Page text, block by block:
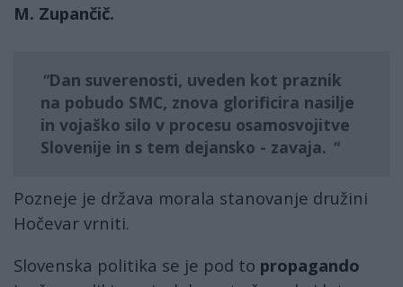
M. Zupančič.
Dan suverenosti, uveden kot praznik
na pobudo SMC, znova glorificira nasilje
in vojaško silo v procesu osamosvojitve
Slovenije in s tem dejansko - zavaja.
Pozneje je država morala stanovanje družini
Hočevar vrniti.
Slovenska politika se je pod to propagando